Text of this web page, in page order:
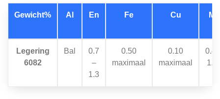
Gewicht% Al En Fe Cu Mn
Legering
6082
Bal
0.7
–
1.3
0.50
maximaal
0.10
maximaal